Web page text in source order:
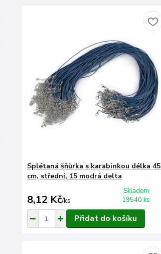
Splétaná šňůrka s karabinkou délka 45
cm, střední, 15 modrá delta
8,12 Kč/ks
Skladem
19540 ks
Přidat do košíku